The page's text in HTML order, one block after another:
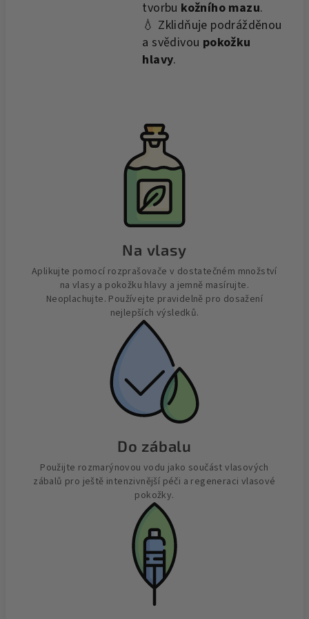
tvorbu kožního mazu.
💧 Zklidňuje podrážděnou
a svědivou pokožku
hlavy.
Na vlasy
Aplikujte pomocí rozprašovače v dostatečném množství
na vlasy a pokožku hlavy a jemně masírujte.
Neoplachujte. Používejte pravidelně pro dosažení
nejlepších výsledků.​
Do zábalu
Použijte rozmarýnovou vodu jako součást vlasových
zábalů pro ještě intenzivnější péči a regeneraci vlasové
pokožky.